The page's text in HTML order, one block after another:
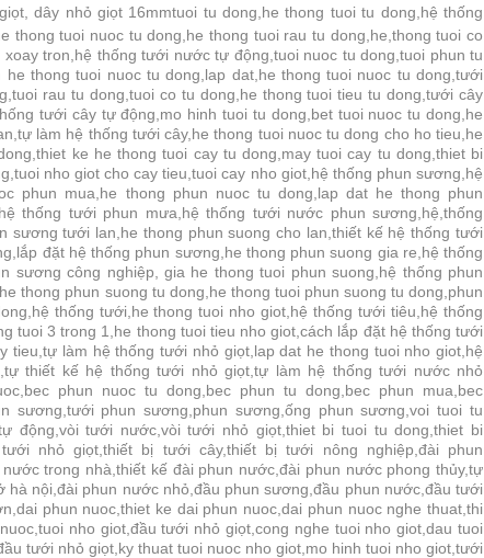
dây nhỏ giọt 16mmtuoi tu dong,he thong tuoi tu dong,hệ thống
thong tuoi nuoc tu dong,he thong tuoi rau tu dong,he,thong tuoi co
tron,hệ thống tưới nước tự động,tuoi nuoc tu dong,tuoi phun tu
thong tuoi nuoc tu dong,lap dat,he thong tuoi nuoc tu dong,tưới
rau tu dong,tuoi co tu dong,he thong tuoi tieu tu dong,tưới cây
tưới cây tự động,mo hinh tuoi tu dong,bet tuoi nuoc tu dong,he
làm hệ thống tưới cây,he thong tuoi nuoc tu dong cho ho tieu,he
ke he thong tuoi cay tu dong,may tuoi cay tu dong,thiet bi
nho giot cho cay tieu,tuoi cay nho giot,hệ thống phun sương,hệ
phun mua,he thong phun nuoc tu dong,lap dat he thong phun
thống tưới phun mưa,hệ thống tưới nước phun sương,hệ,thống
sương tưới lan,he thong phun suong cho lan,thiết kế hệ thống tưới
đặt hệ thống phun sương,he thong phun suong gia re,hệ thống
sương công nghiệp, gia he thong tuoi phun suong,hệ thống phun
thong phun suong tu dong,he thong tuoi phun suong tu dong,phun
thống tưới,he thong tuoi nho giot,hệ thống tưới tiêu,hệ thống
tuoi 3 trong 1,he thong tuoi tieu nho giot,cách lắp đặt hệ thống tưới
tieu,tự làm hệ thống tưới nhỏ giọt,lap dat he thong tuoi nho giot,hệ
thiết kế hệ thống tưới nhỏ giọt,tự làm hệ thống tưới nước nhỏ
phun nuoc tu dong,bec phun tu dong,bec phun mua,bec
sương,tưới phun sương,phun sương,ống phun sương,voi tuoi tu
động,vòi tưới nước,vòi tưới nhỏ giọt,thiet bi tuoi tu dong,thiet bi
nhỏ giọt,thiết bị tưới cây,thiết bị tưới nông nghiệp,đài phun
trong nhà,thiết kế đài phun nước,đài phun nước phong thủy,tự
hà nội,đài phun nước nhỏ,đầu phun sương,đầu phun nước,đầu tưới
phun nuoc,thiet ke dai phun nuoc,dai phun nuoc nghe thuat,thi
nho giot,đầu tưới nhỏ giọt,cong nghe tuoi nho giot,dau tuoi
tưới nhỏ giọt,ky thuat tuoi nuoc nho giot,mo hinh tuoi nho giot,tưới